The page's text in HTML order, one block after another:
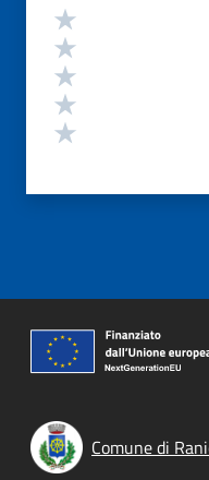
Valutazione
Comune di